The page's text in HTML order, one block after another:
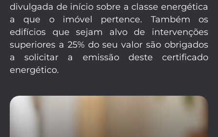
divulgada de início sobre a classe energética
a que o imóvel pertence. Também os
edifícios que sejam alvo de intervenções
superiores a 25% do seu valor são obrigados
a solicitar a emissão deste certificado
energético.